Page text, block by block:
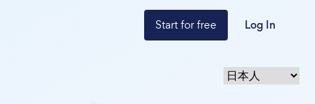
Start for free Log In